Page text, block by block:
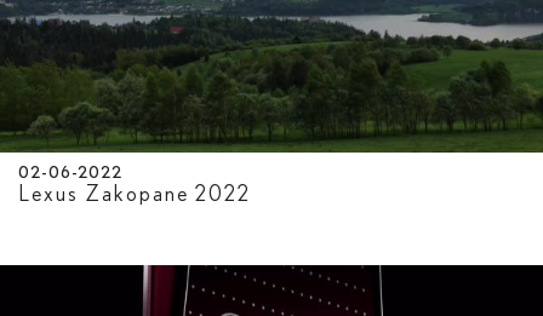
02-06-2022
Lexus Zakopane 2022